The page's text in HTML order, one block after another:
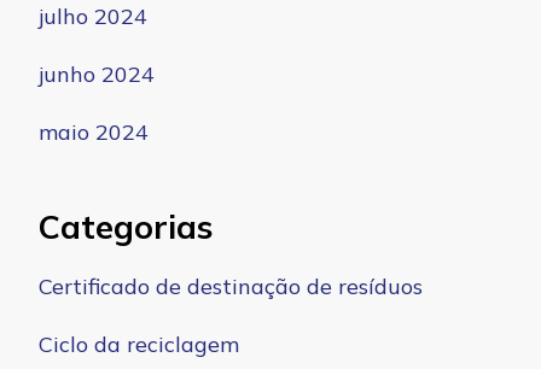
julho 2024
junho 2024
maio 2024
Categorias
Certificado de destinação de resíduos
Ciclo da reciclagem